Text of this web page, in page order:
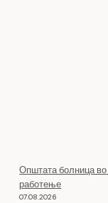
Општата болница
работење
07.08.2026